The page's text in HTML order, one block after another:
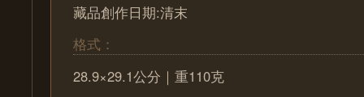
藏品創作日期:清末
格式：
28.9×29.1公分｜重110克